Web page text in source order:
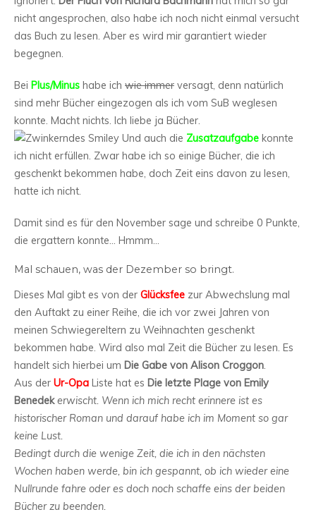
nicht angesprochen, also habe ich noch nicht einmal versucht
das Buch zu lesen. Aber es wird mir garantiert wieder
begegnen.
Bei Plus/Minus habe ich wie immer versagt, denn natürlich
sind mehr Bücher eingezogen als ich vom SuB weglesen
konnte. Macht nichts. Ich liebe ja Bücher.
Und auch die Zusatzaufgabe konnte
ich nicht erfüllen. Zwar habe ich so einige Bücher, die ich
geschenkt bekommen habe, doch Zeit eins davon zu lesen,
hatte ich nicht.
Damit sind es für den November sage und schreibe 0 Punkte,
die ergattern konnte… Hmmm…
Mal schauen, was der Dezember so bringt.
Dieses Mal gibt es von der Glücksfee zur Abwechslung mal
den Auftakt zu einer Reihe, die ich vor zwei Jahren von
meinen Schwiegereltern zu Weihnachten geschenkt
bekommen habe. Wird also mal Zeit die Bücher zu lesen. Es
handelt sich hierbei um Die Gabe von Alison Croggon.
Aus der Ur-Opa Liste hat es Die letzte Plage von Emily
Benedek erwischt. Wenn ich mich recht erinnere ist es
historischer Roman und darauf habe ich im Moment so gar
keine Lust.
Bedingt durch die wenige Zeit, die ich in den nächsten
Wochen haben werde, bin ich gespannt, ob ich wieder eine
Nullrunde fahre oder es doch noch schaffe eins der beiden
Bücher zu beenden.